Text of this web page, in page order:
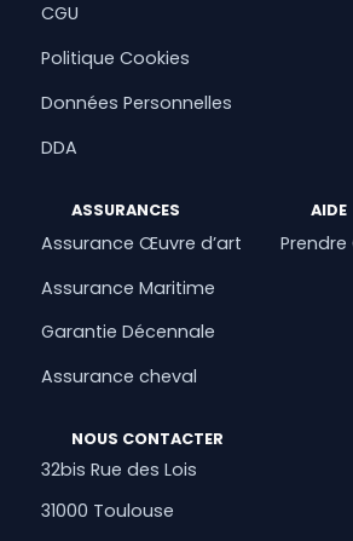
CGU
Politique Cookies
Données Personnelles
DDA
ASSURANCES
Assurance Œuvre d’art
Assurance Maritime
Garantie Décennale
Assurance cheval
AIDE
NOUS CONTACTER
32bis Rue des Lois
31000 Toulouse